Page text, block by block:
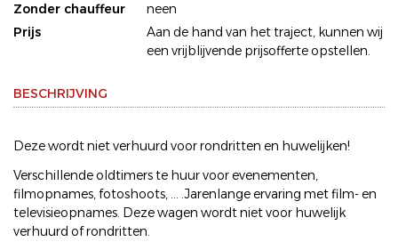
Zonder chauffeur
neen
Prijs
Aan de hand van het traject, kunnen wij
een vrijblijvende prijsofferte opstellen.
BESCHRIJVING
Deze wordt niet verhuurd voor rondritten en huwelijken!
Verschillende oldtimers te huur voor evenementen,
filmopnames, fotoshoots, ... .Jarenlange ervaring met film- en
televisieopnames. Deze wagen wordt niet voor huwelijk
verhuurd of rondritten.